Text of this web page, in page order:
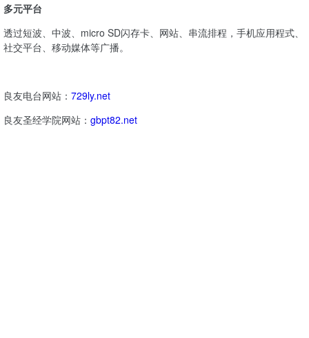
多元平台
透过短波、中波、micro SD闪存卡、网站、串流排程，手机应用程式、
社交平台、移动媒体等广播。
良友电台网站： 729ly.net
良友圣经学院网站： gbpt82.net